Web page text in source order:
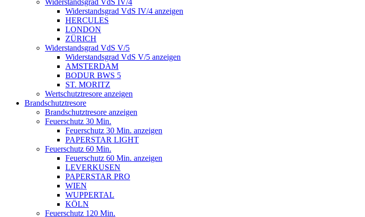
Widerstandsgrad VdS IV/4
Widerstandsgrad VdS IV/4 anzeigen
HERCULES
LONDON
ZÜRICH
Widerstandsgrad VdS V/5
Widerstandsgrad VdS V/5 anzeigen
AMSTERDAM
BODUR BWS 5
ST. MORITZ
Wertschutztresore anzeigen
Brandschutztresore
Brandschutztresore anzeigen
Feuerschutz 30 Min.
Feuerschutz 30 Min. anzeigen
PAPERSTAR LIGHT
Feuerschutz 60 Min.
Feuerschutz 60 Min. anzeigen
LEVERKUSEN
PAPERSTAR PRO
WIEN
WUPPERTAL
KÖLN
Feuerschutz 120 Min.